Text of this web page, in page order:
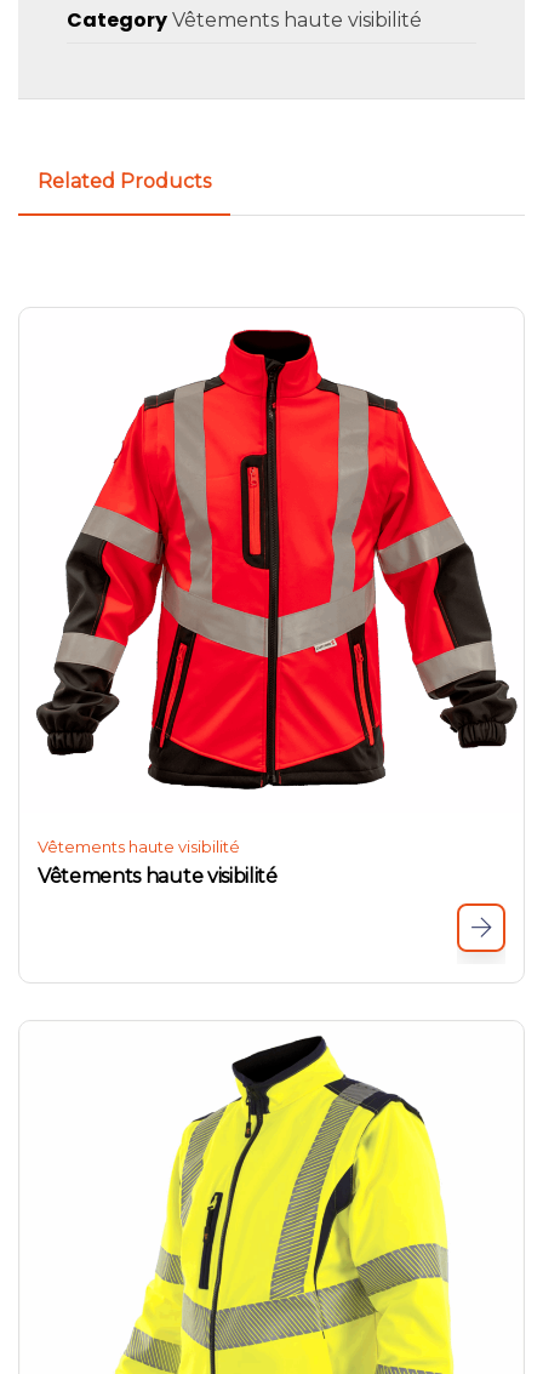
Category Vêtements haute visibilité
Related Products
Vêtements haute visibilité
Vêtements haute visibilité